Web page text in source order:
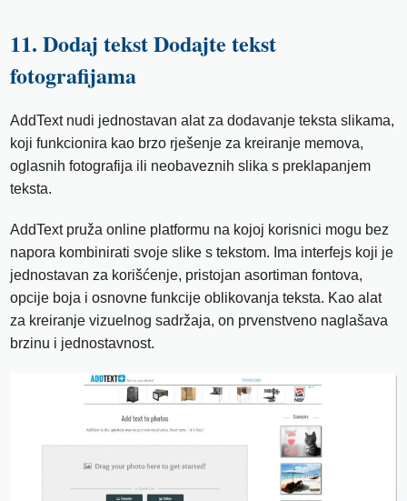
11. Dodaj tekst Dodajte tekst
fotografijama
AddText nudi jednostavan alat za dodavanje teksta slikama,
koji funkcionira kao brzo rješenje za kreiranje memova,
oglasnih fotografija ili neobaveznih slika s preklapanjem
teksta.
AddText pruža online platformu na kojoj korisnici mogu bez
napora kombinirati svoje slike s tekstom. Ima interfejs koji je
jednostavan za korišćenje, pristojan asortiman fontova,
opcije boja i osnovne funkcije oblikovanja teksta. Kao alat
za kreiranje vizuelnog sadržaja, on prvenstveno naglašava
brzinu i jednostavnost.